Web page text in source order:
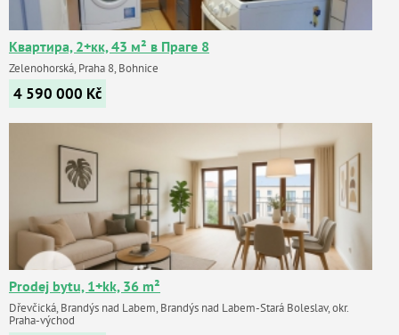
Квартира, 2+кк, 43 м² в Праге 8
Zelenohorská, Praha 8, Bohnice
4 590 000 Kč
Prodej bytu, 1+kk, 36 m²
Dřevčická, Brandýs nad Labem, Brandýs nad Labem-Stará Boleslav, okr.
Praha-východ